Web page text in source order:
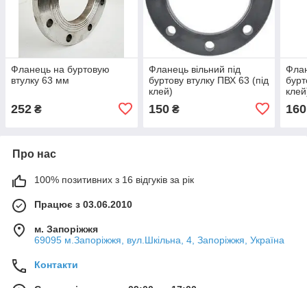
Фланець на буртовую
втулку 63 мм
252 ₴
Фланець вільний під
буртову втулку ПВХ 63 (під
клей)
150₴ 160
Про нас
100% позитивних з 16 відгуків за рік
Працює з 03.06.2010
м. Запоріжжя
69095 м.Запоріжжя, вул.Шкільна, 4, Запоріжжя, Україна
Контакти